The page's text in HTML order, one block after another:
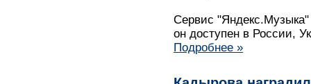
Сервис
он доступен в России,
Подробнее »